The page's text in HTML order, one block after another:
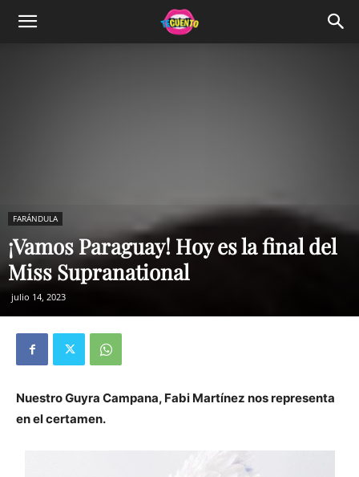
FARÁNDULA
¡Vamos Paraguay! Hoy es la final del
Miss Supranational
julio 14, 2023
Nuestro Guyra Campana, Fabi Martínez nos representa
en el certamen.